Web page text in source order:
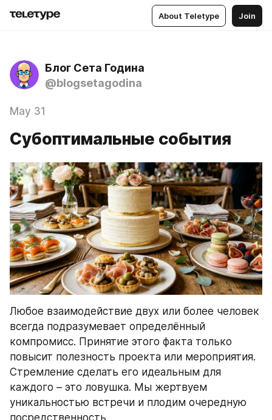
About Teletype Join
Блог Сета Година
@blogsetagodina
May 31
Субоптимальные события
Любое взаимодействие двух или более человек
всегда подразумевает определённый
компромисс. Принятие этого факта только
повысит полезность проекта или мероприятия.
Стремление сделать его идеальным для
каждого – это ловушка. Мы жертвуем
уникальностью встречи и плодим очередную